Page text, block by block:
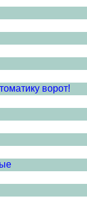
ворот!